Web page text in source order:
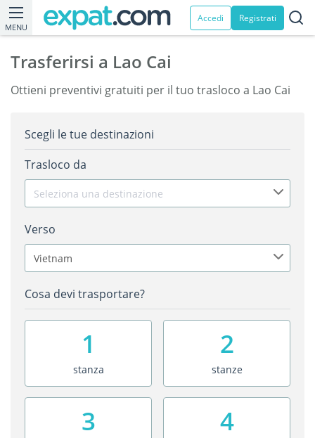
MENU
Accedi Registrati
Trasferirsi a Lao Cai
Ottieni preventivi gratuiti per il tuo trasloco a Lao Cai
Scegli le tue destinazioni
Trasloco da
Seleziona una destinazione
Verso
Vietnam
Cosa devi trasportare?
1
stanza
2
stanze
3 4